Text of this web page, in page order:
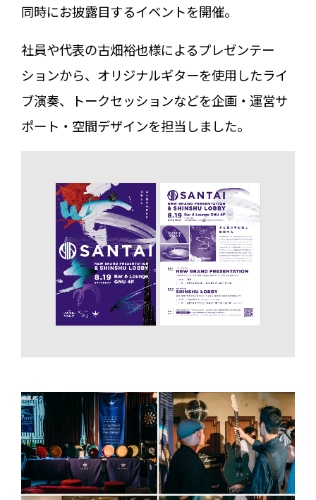
同時にお披露目するイベントを開催。
社員や代表の古畑裕也様によるプレゼンテー
ションから、オリジナルギターを使用したライ
ブ演奏、トークセッションなどを企画・運営サ
ポート・空間デザインを担当しました。